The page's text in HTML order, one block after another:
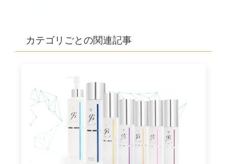
カテゴリごとの関連記事